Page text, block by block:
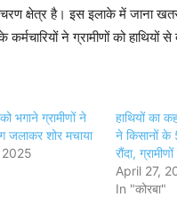
क्षेत्र है। इस इलाके में जाना
कर्मचारियों ने ग्रामीणों को
भगाने ग्रामीणों ने
शोर मचाया
हाथियों का
ने किसानों
रौंदा,
April 27,
In "कोरबा"